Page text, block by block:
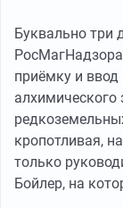
Буквально три
приёмку и
алхимического
кропотливая,
только
Бойлер, на